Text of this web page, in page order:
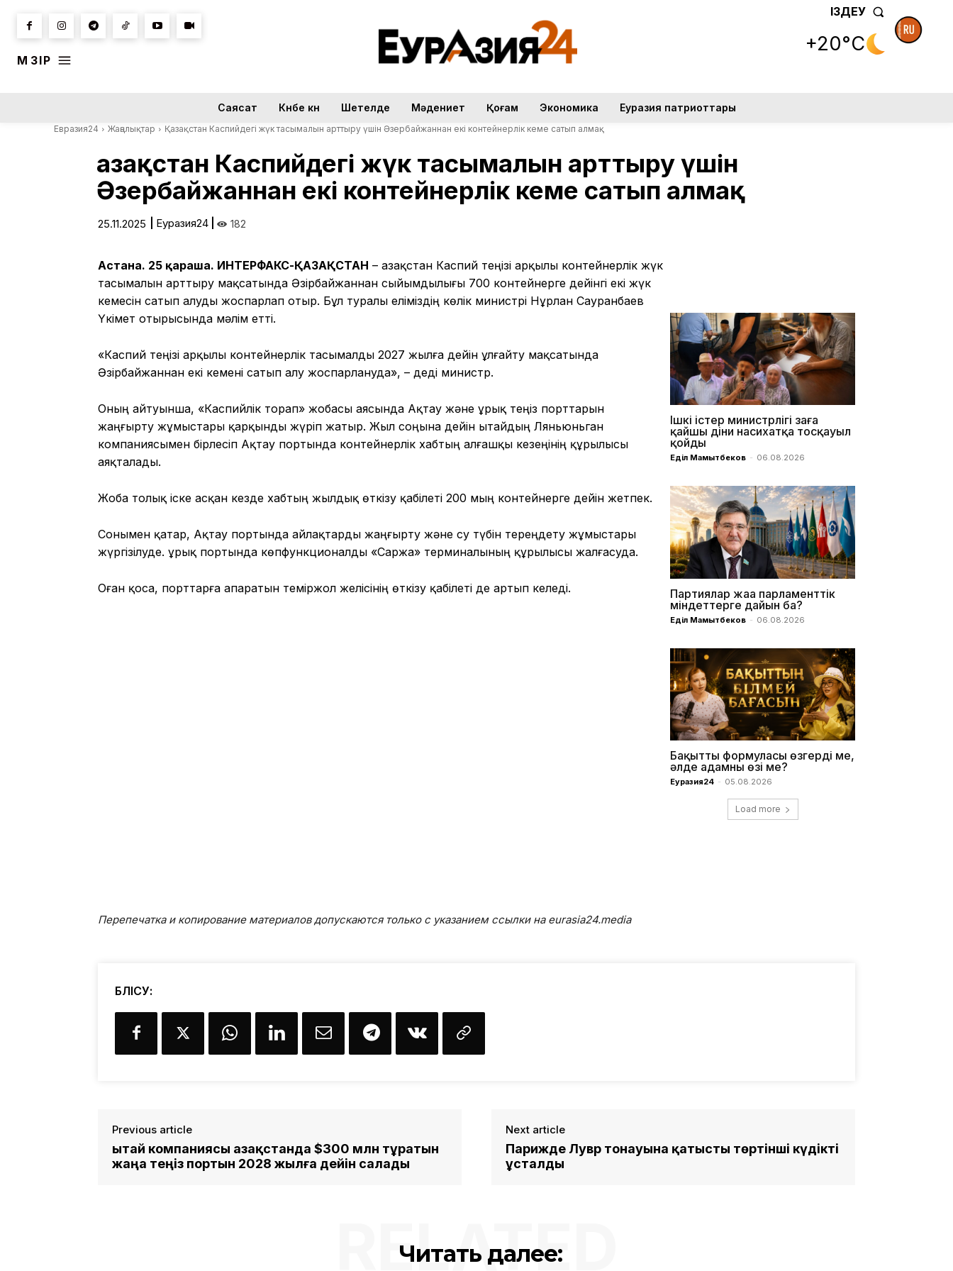
МӘЗІР
ІЗДЕУ
+20°C
Саясат Күнбе күн Шетелде Мәдениет Қоғам Экономика Еуразия патриоттары
Евразия24 Жаңалықтар Қазақстан Каспийдегі жүк тасымалын арттыру үшін Әзербайжаннан екі контейнерлік кеме сатып алмақ
Қазақстан Каспийдегі жүк тасымалын арттыру үшін
Әзербайжаннан екі контейнерлік кеме сатып алмақ
25.11.2025 Еуразия24 182
Астана. 25 қараша. ИНТЕРФАКС-ҚАЗАҚСТАН – Қазақстан Каспий теңізі арқылы контейнерлік жүк
тасымалын арттыру мақсатында Әзірбайжаннан сыйымдылығы 700 контейнерге дейінгі екі жүк
кемесін сатып алуды жоспарлап отыр. Бұл туралы еліміздің көлік министрі Нұрлан Сауранбаев
Үкімет отырысында мәлім етті.
«Каспий теңізі арқылы контейнерлік тасымалды 2027 жылға дейін ұлғайту мақсатында
Әзірбайжаннан екі кемені сатып алу жоспарлануда», – деді министр.
Оның айтуынша, «Каспийлік торап» жобасы аясында Ақтау және Құрық теңіз порттарын
жаңғырту жұмыстары қарқынды жүріп жатыр. Жыл соңына дейін Қытайдың Ляньюньган
компаниясымен бірлесіп Ақтау портында контейнерлік хабтың алғашқы кезеңінің құрылысы
аяқталады.
Жоба толық іске асқан кезде хабтың жылдық өткізу қабілеті 200 мың контейнерге дейін жетпек.
Сонымен қатар, Ақтау портында айлақтарды жаңғырту және су түбін тереңдету жұмыстары
жүргізілуде. Құрық портында көпфункционалды «Саржа» терминалының құрылысы жалғасуда.
Оған қоса, порттарға апаратын теміржол желісінің өткізу қабілеті де артып келеді.
Ішкі істер министрлігі заңға
қайшы діни насихатқа тосқауыл
қойды
Еділ Мамытбеков - 06.08.2026
Партиялар жаңа парламенттік
міндеттерге дайын ба?
Еділ Мамытбеков - 06.08.2026
Бақыттың формуласы өзгерді ме,
әлде адамның өзі ме?
Еуразия24 - 05.08.2026
Load more
Перепечатка и копирование материалов допускаются только с указанием ссылки на eurasia24.media
БӨЛІСУ:
Previous article
Қытай компаниясы Қазақстанда $300 млн тұратын
жаңа теңіз портын 2028 жылға дейін салады
Next article
Парижде Лувр тонауына қатысты төртінші күдікті
ұсталды
Читать далее:
RELATED